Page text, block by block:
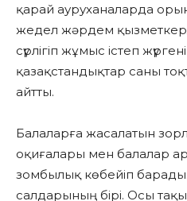
қарай ауруханаларда
жедел жәрдем
сүрлігіп жұмыс істеп
қазақстандықтар саны
айтты.
Балаларға жасалатын
оқиғалары мен балалар
зомбылық көбейіп
салдарының бірі. Осы